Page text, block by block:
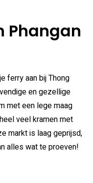
Phangan
ferry aan bij Thong
en gezellige
met een lege maag
veel kramen met
markt is laag geprijsd,
alles wat te proeven!